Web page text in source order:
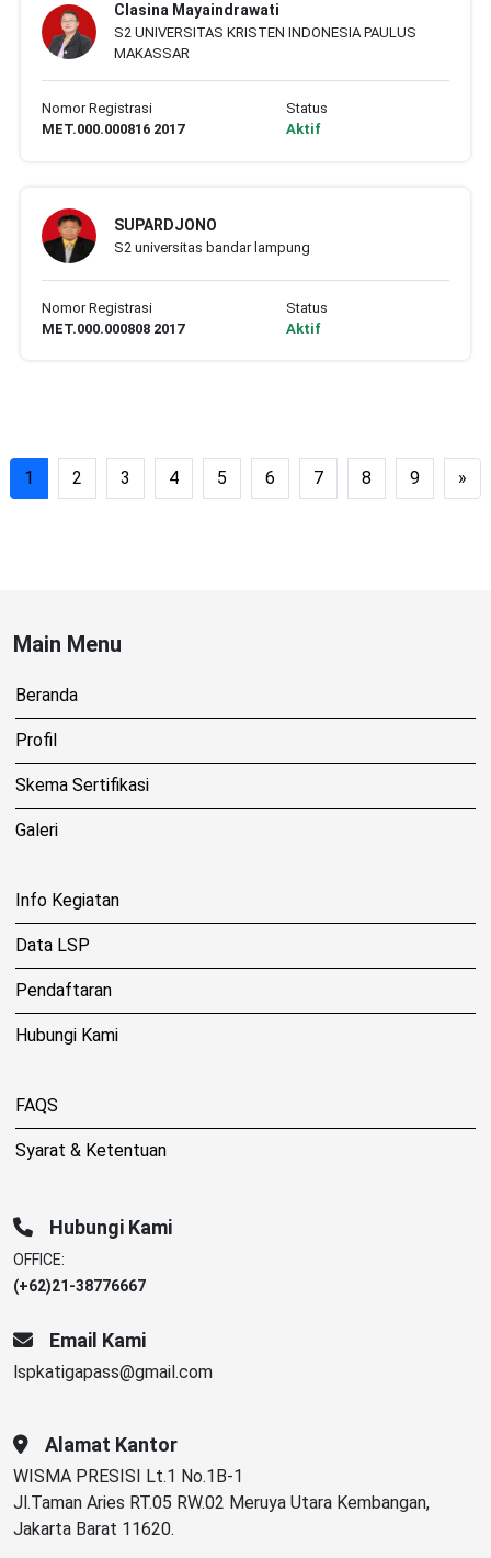
Clasina Mayaindrawati
S2 UNIVERSITAS KRISTEN INDONESIA PAULUS
MAKASSAR
Nomor Registrasi
MET.000.000816 2017
Status
Aktif
SUPARDJONO
S2 universitas bandar lampung
Nomor Registrasi
MET.000.000808 2017
Status
Aktif
1 2 3 4 5 6 7 8 9 »
Main Menu
Beranda
Profil
Skema Sertifikasi
Galeri
Info Kegiatan
Data LSP
Pendaftaran
Hubungi Kami
FAQS
Syarat & Ketentuan
Hubungi Kami
OFFICE:
(+62)21-38776667
Email Kami
lspkatigapass@gmail.com
Alamat Kantor
WISMA PRESISI Lt.1 No.1B-1
Jl.Taman Aries RT.05 RW.02 Meruya Utara Kembangan,
Jakarta Barat 11620.